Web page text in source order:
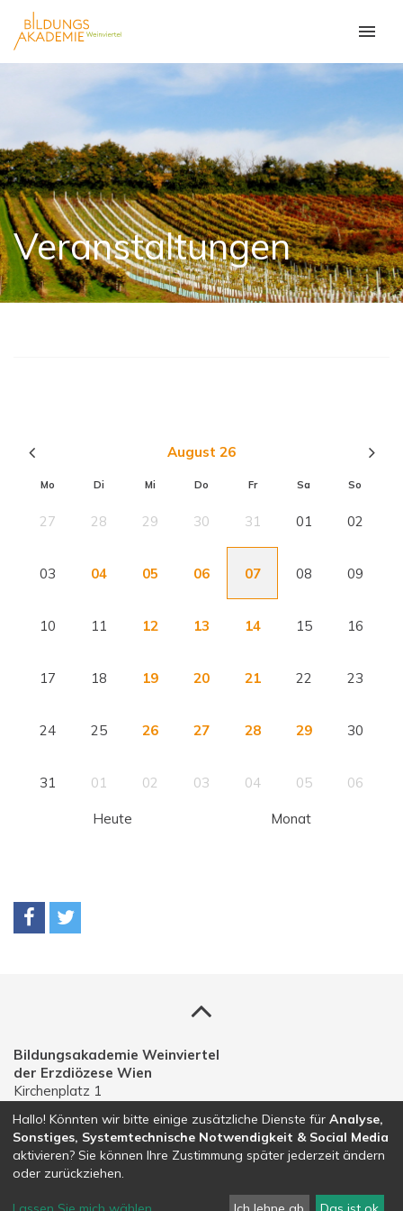
Veranstaltungen
August 26
Mo Di Mi Do Fr Sa So
27 28 29 30 31 01 02
03 04 05 06 07 08 09
10 11 12 13 14 15 16
17 18 19 20 21 22 23
24 25 26 27 28 29 30
31 01 02 03 04 05 06
Heute Monat
Bildungsakademie Weinviertel
der Erzdiözese Wien
Kirchenplatz 1
Telefon: 02574 30203
E-Mail:bildungsakademie.weinviertel@edw.or.at
Hallo! Könnten wir bitte einige zusätzliche Dienste für Analyse,
Sonstiges, Systemtechnische Notwendigkeit & Social Media
aktivieren? Sie können Ihre Zustimmung später jederzeit ändern
oder zurückziehen.